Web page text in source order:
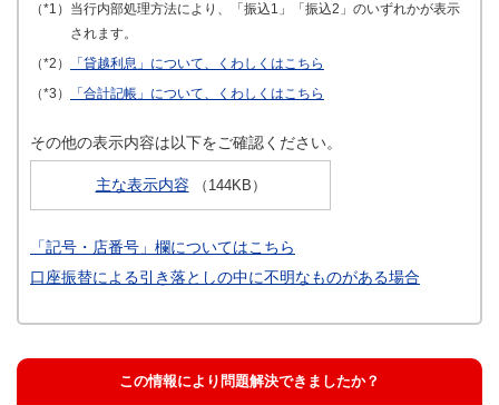
（*1）当行内部処理方法により、「振込1」「振込2」のいずれかが表示
されます。
（*2） 「貸越利息」について、くわしくはこちら
（*3） 「合計記帳」について、くわしくはこちら
その他の表示内容は以下をご確認ください。
主な表示内容 （144KB）
「記号・店番号」欄についてはこちら
口座振替による引き落としの中に不明なものがある場合
この情報により問題解決できましたか？